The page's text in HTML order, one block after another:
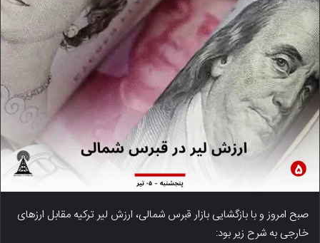
صبح امروز و با بازگشایی بازار قبرس شمالی، ارزش لیر ترکیه مقابل ارزهای
خارجی به شرح زیر بود: